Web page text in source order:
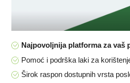
Najpovoljnija platforma za vaš
Pomoć i podrška laki za
Širok raspon dostupnih vrsta